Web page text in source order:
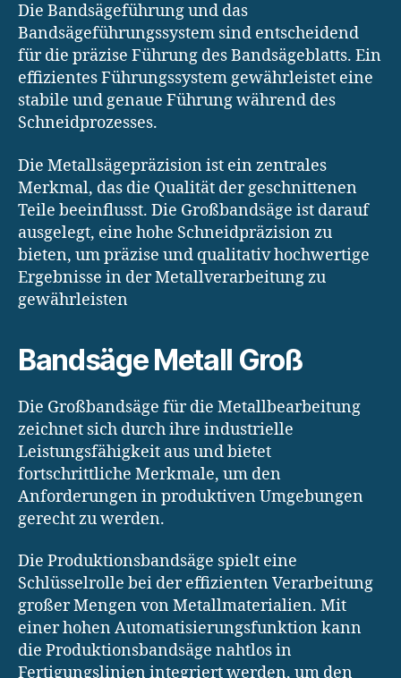
Die Bandsägeführung und das
Bandsägeführungssystem sind entscheidend
für die präzise Führung des Bandsägeblatts. Ein
effizientes Führungssystem gewährleistet eine
stabile und genaue Führung während des
Schneidprozesses.
Die Metallsägepräzision ist ein zentrales
Merkmal, das die Qualität der geschnittenen
Teile beeinflusst. Die Großbandsäge ist darauf
ausgelegt, eine hohe Schneidpräzision zu
bieten, um präzise und qualitativ hochwertige
Ergebnisse in der Metallverarbeitung zu
gewährleisten
Bandsäge Metall Groß
Die Großbandsäge für die Metallbearbeitung
zeichnet sich durch ihre industrielle
Leistungsfähigkeit aus und bietet
fortschrittliche Merkmale, um den
Anforderungen in produktiven Umgebungen
gerecht zu werden.
Die Produktionsbandsäge spielt eine
Schlüsselrolle bei der effizienten Verarbeitung
großer Mengen von Metallmaterialien. Mit
einer hohen Automatisierungsfunktion kann
die Produktionsbandsäge nahtlos in
Fertigungslinien integriert werden, um den